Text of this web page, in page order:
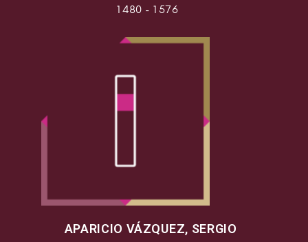
1480 - 1576
APARICIO VÁZQUEZ, SERGIO